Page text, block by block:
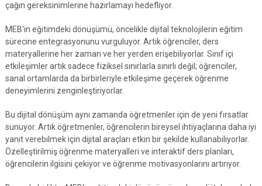
çağın gereksinimlerine hazırlamayı hedefliyor.
MEB'in eğitimdeki dönüşümü, öncelikle dijital teknolojilerin eğitim
sürecine entegrasyonunu vurguluyor. Artık öğrenciler, ders
materyallerine her zaman ve her yerden erişebiliyorlar. Sınıf içi
etkileşimler artık sadece fiziksel sınırlarla sınırlı değil; öğrenciler,
sanal ortamlarda da birbirleriyle etkileşime geçerek öğrenme
deneyimlerini zenginleştiriyorlar.
Bu dijital dönüşüm aynı zamanda öğretmenler için de yeni fırsatlar
sunuyor. Artık öğretmenler, öğrencilerin bireysel ihtiyaçlarına daha iyi
yanıt verebilmek için dijital araçları etkin bir şekilde kullanabiliyorlar.
Özelleştirilmiş öğrenme materyalleri ve interaktif ders planları,
öğrencilerin ilgisini çekiyor ve öğrenme motivasyonlarını artırıyor.